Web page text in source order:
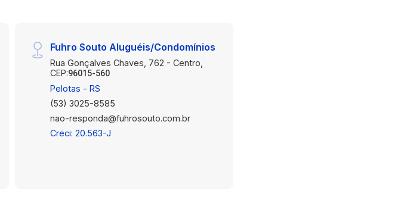
Fuhro Souto Aluguéis/Condomínios
Rua Gonçalves Chaves, 762 - Centro,
CEP:96015-560
Pelotas - RS
(53) 3025-8585
nao-responda@fuhrosouto.com.br
Creci: 20.563-J